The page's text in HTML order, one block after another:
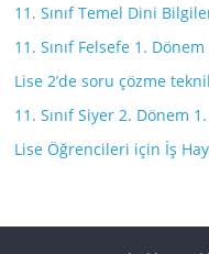
11. Sınıf Temel Dini
11. Sınıf Felsefe 1. Dönem
Lise 2’de soru çözme
11. Sınıf Siyer 2. Dönem
Lise Öğrencileri için İş